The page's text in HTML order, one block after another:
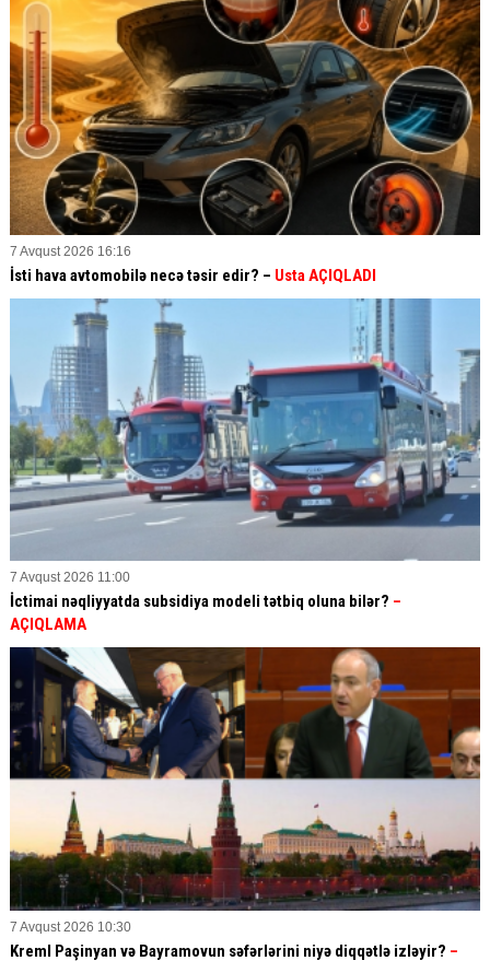
7 Avqust 2026 16:16
İsti hava avtomobilə necə təsir edir? – Usta AÇIQLADI
7 Avqust 2026 11:00
İctimai nəqliyyatda subsidiya modeli tətbiq oluna bilər? –
AÇIQLAMA
7 Avqust 2026 10:30
Kreml Paşinyan və Bayramovun səfərlərini niyə diqqətlə izləyir? –